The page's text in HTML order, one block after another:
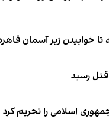
رسید
اسلامی را تحریم کرد